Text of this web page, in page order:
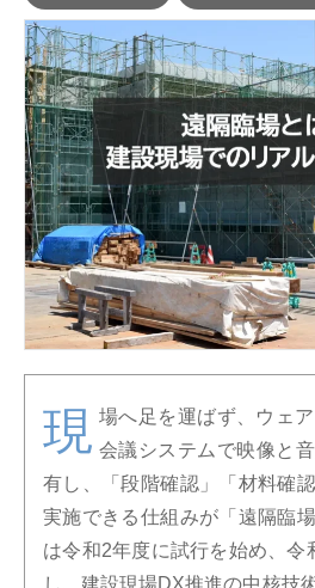
現 場へ足を運ばず、ウェ
会議システムで映像と
有し、「段階確認」「材料確
実施できる仕組みが「遠隔臨
は令和2年度に試行を始め、令
し、建設現場DX推進の中核技